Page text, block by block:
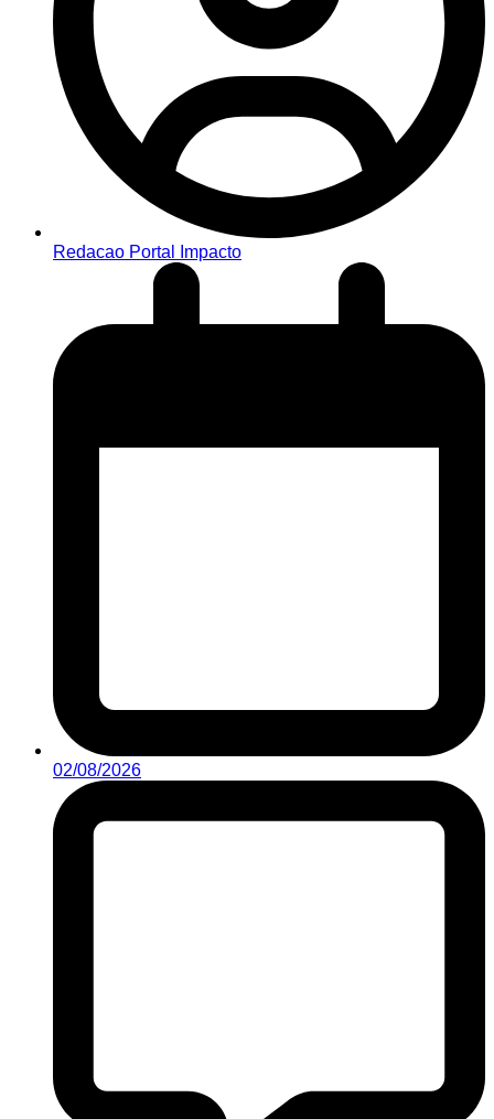
Redacao Portal Impacto
02/08/2026